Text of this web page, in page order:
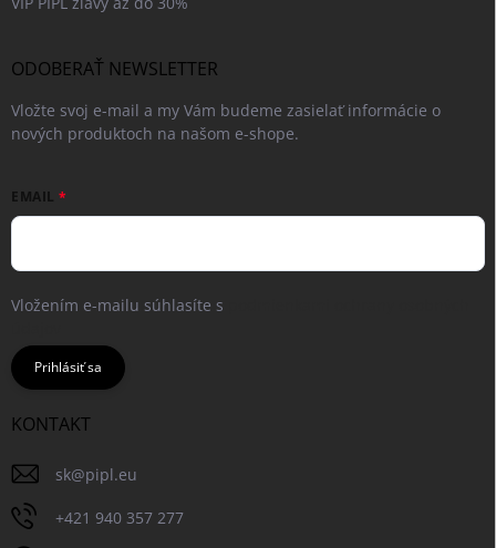
ODOBERAŤ NEWSLETTER
Vložte svoj e-mail a my Vám budeme zasielať informácie o
nových produktoch na našom e-shope.
EMAIL
Vložením e-mailu súhlasíte s
Prihlásiť sa
KONTAKT
sk@pipl.eu
+421 940 357 277